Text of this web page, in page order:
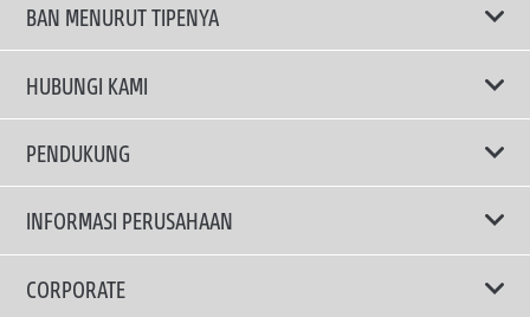
TRUCKS & BUSES TYRES
BAN MENURUT TIPENYA
Ban ENLITEN
Ban Performa
Ban Touring
Ban Hemat Bahan Bakar
HUBUNGI KAMI
Email Kami
PENDUKUNG
Privacy Policy
Terms Of Use
INFORMASI PERUSAHAAN
Mengapa Bridgestone?
CORPORATE